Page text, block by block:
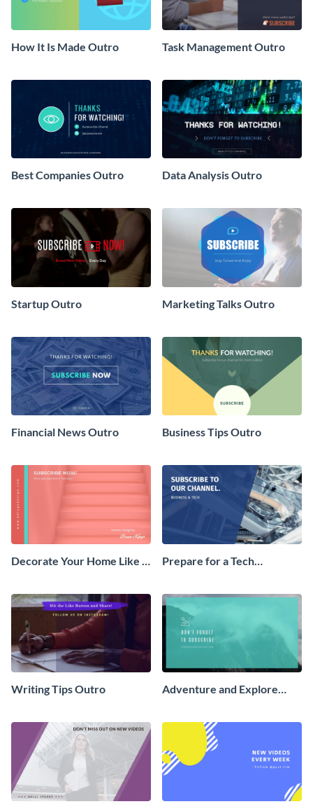
How It Is Made Outro Task Management Outro
Best Companies Outro Data Analysis Outro
Startup Outro Marketing Talks Outro
Financial News Outro Business Tips Outro
Decorate Your Home Like a
Prepare for a Tech
Writing Tips Outro
Adventure and Explore